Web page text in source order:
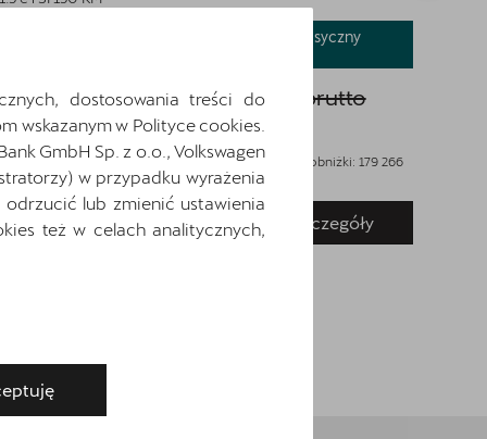
NOWOŚĆ! Kredyt Klasyczny
Cena katalogowa: 179 266 zł brutto
158 848 złbrutto
cena sprzed 30 dni przed wprowadzeniem obniżki: 179 266
złbrutto
Zapytaj o szczegóły Pokaż szczegóły
dostosowania treści do
wskazanym w Polityce cookies.
GmbH Sp. z o.o., Volkswagen
w przypadku wyrażenia
lub zmienić ustawienia
też w celach analitycznych,